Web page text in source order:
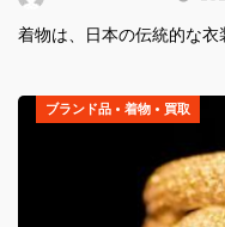
着物は、日本の伝統的な
ブランド品 • 着物 • 買取